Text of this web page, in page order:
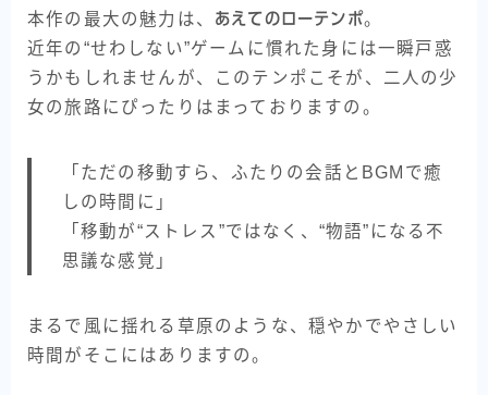
本作の最大の魅力は、 あえてのローテンポ。
近年の“せわしない”ゲームに慣れた身には一瞬戸惑
うかもしれませんが、このテンポこそが、二人の少
女の旅路にぴったりはまっておりますの。
「ただの移動すら、ふたりの会話とBGMで癒
しの時間に」
「移動が“ストレス”ではなく、“物語”になる不
思議な感覚」
まるで風に揺れる草原のような、穏やかでやさしい
時間がそこにはありますの。